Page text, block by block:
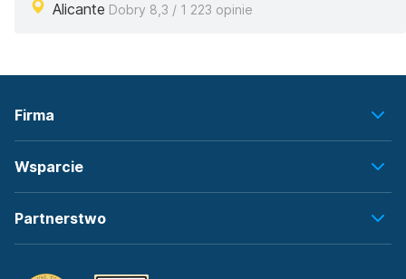
Alicante Dobry 8,3 / 1 223 opinie
Firma
Wsparcie
Partnerstwo